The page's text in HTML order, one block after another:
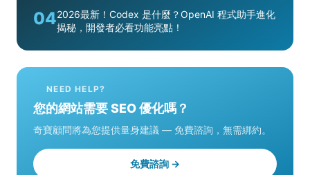
042026最新！Codex 是什麼？OpenAI 程式助手進化
揭秘，開發者必看功能亮點！
NEED HELP?
您的網站需要 SEO 優化嗎？
奇寶顧問將為您提供量身建議 — 免費諮詢，無需綁約。
免費諮詢 →